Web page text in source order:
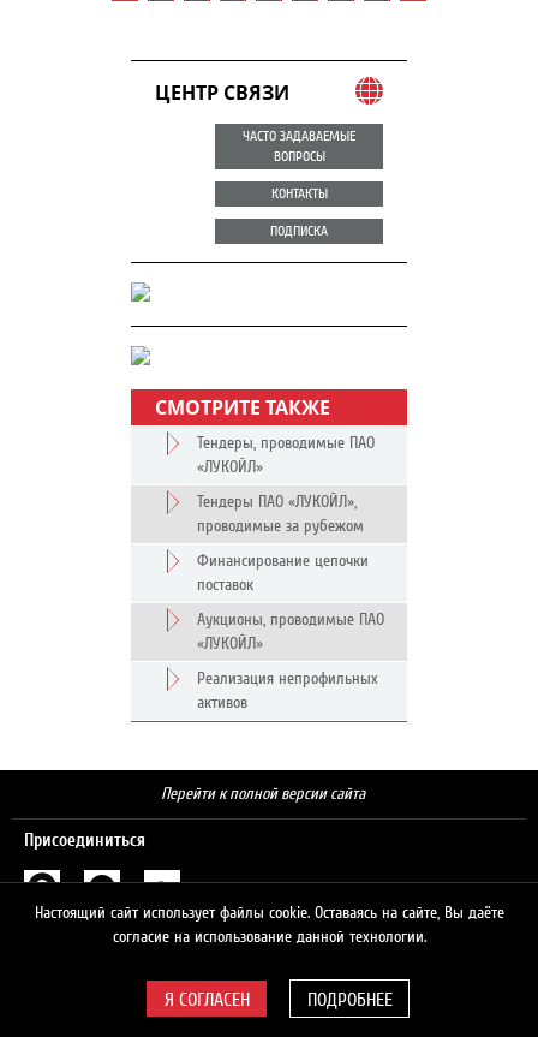
ЦЕНТР СВЯЗИ
ЧАСТО ЗАДАВАЕМЫЕ
ВОПРОСЫ
КОНТАКТЫ
ПОДПИСКА
СМОТРИТЕ ТАКЖЕ
Тендеры, проводимые ПАО
«ЛУКОЙЛ»
Тендеры ПАО «ЛУКОЙЛ»,
проводимые за рубежом
Финансирование цепочки
поставок
Аукционы, проводимые ПАО
«ЛУКОЙЛ»
Реализация непрофильных
активов
Перейти к полной версии сайта
Присоединиться
Настоящий сайт использует файлы cookie. Оставаясь на сайте, Вы даёте
согласие на использование данной технологии.
ПОДРОБНЕЕ